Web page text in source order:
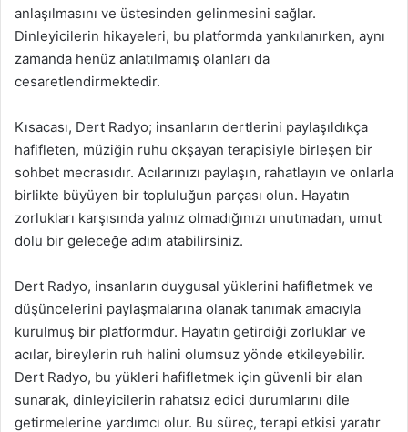
anlaşılmasını ve üstesinden gelinmesini sağlar.
Dinleyicilerin hikayeleri, bu platformda yankılanırken, aynı
zamanda henüz anlatılmamış olanları da
cesaretlendirmektedir.
Kısacası, Dert Radyo; insanların dertlerini paylaşıldıkça
hafifleten, müziğin ruhu okşayan terapisiyle birleşen bir
sohbet mecrasıdır. Acılarınızı paylaşın, rahatlayın ve onlarla
birlikte büyüyen bir topluluğun parçası olun. Hayatın
zorlukları karşısında yalnız olmadığınızı unutmadan, umut
dolu bir geleceğe adım atabilirsiniz.
Dert Radyo, insanların duygusal yüklerini hafifletmek ve
düşüncelerini paylaşmalarına olanak tanımak amacıyla
kurulmuş bir platformdur. Hayatın getirdiği zorluklar ve
acılar, bireylerin ruh halini olumsuz yönde etkileyebilir.
Dert Radyo, bu yükleri hafifletmek için güvenli bir alan
sunarak, dinleyicilerin rahatsız edici durumlarını dile
getirmelerine yardımcı olur. Bu süreç, terapi etkisi yaratır